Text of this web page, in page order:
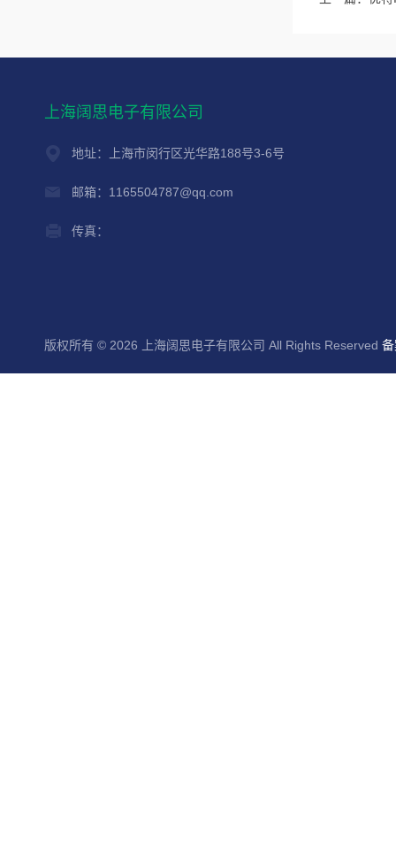
上海阔思电子有限公司
地址：上海市闵行区光华路188号3-6号
邮箱：1165504787@qq.com
传真：
版权所有 © 2026 上海阔思电子有限公司 All Rights Reserved